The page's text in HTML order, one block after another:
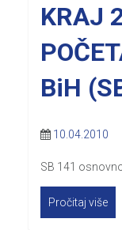
KRAJ
BiH
10.04.2010
SB 141
Pročitaj više